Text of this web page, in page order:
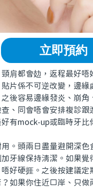
立即預約
都會攰，返程最好唔
係不可逆改變，邊緣
後容易邊緣發炎、崩
、同會唔會安排複診
有mock-up或臨時牙
頭兩日盡量避開深色
牙線保持清潔。如果
好硬捱。之後按建議定
果你住近口岸、只做